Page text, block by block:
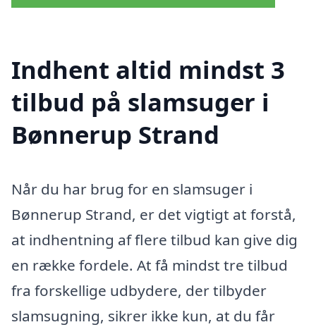
Indhent altid mindst 3
tilbud på slamsuger i
Bønnerup Strand
Når du har brug for en slamsuger i
Bønnerup Strand, er det vigtigt at forstå,
at indhentning af flere tilbud kan give dig
en række fordele. At få mindst tre tilbud
fra forskellige udbydere, der tilbyder
slamsugning, sikrer ikke kun, at du får